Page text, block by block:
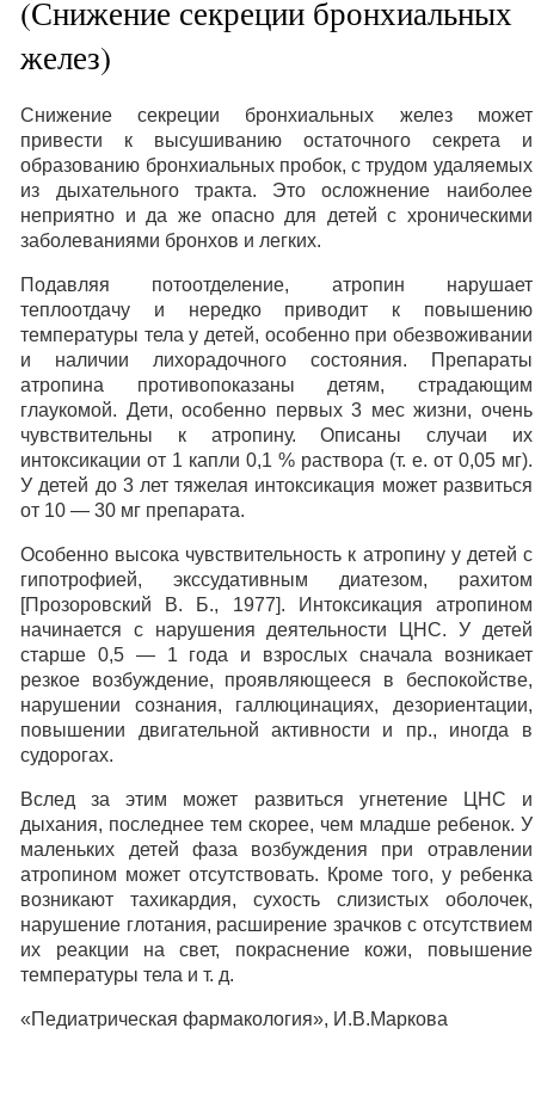
(Снижение секреции бронхиальных
желез)
Снижение секреции бронхиальных желез может
привести к высушиванию остаточного секрета и
образованию бронхиальных пробок, с трудом удаляемых
из дыхательного тракта. Это осложнение наиболее
неприятно и да же опасно для детей с хроническими
заболеваниями бронхов и легких.
Подавляя потоотделение, атропин нарушает
теплоотдачу и нередко приводит к повышению
температуры тела у детей, особенно при обезвоживании
и наличии лихорадочного состояния. Препараты
атропина противопоказаны детям, страдающим
глаукомой. Дети, особенно первых 3 мес жизни, очень
чувствительны к атропину. Описаны случаи их
интоксикации от 1 капли 0,1 % раствора (т. е. от 0,05 мг).
У детей до 3 лет тяжелая интоксикация может развиться
от 10 — 30 мг препарата.
Особенно высока чувствительность к атропину у детей с
гипотрофией, экссудативным диатезом, рахитом
[Прозоровский В. Б., 1977]. Интоксикация атропином
начинается с нарушения деятельности ЦНС. У детей
старше 0,5 — 1 года и взрослых сначала возникает
резкое возбуждение, проявляющееся в беспокойстве,
нарушении сознания, галлюцинациях, дезориентации,
повышении двигательной активности и пр., иногда в
судорогах.
Вслед за этим может развиться угнетение ЦНС и
дыхания, последнее тем скорее, чем младше ребенок. У
маленьких детей фаза возбуждения при отравлении
атропином может отсутствовать. Кроме того, у ребенка
возникают тахикардия, сухость слизистых оболочек,
нарушение глотания, расширение зрачков с отсутствием
их реакции на свет, покраснение кожи, повышение
температуры тела и т. д.
«Педиатрическая фармакология», И.В.Маркова